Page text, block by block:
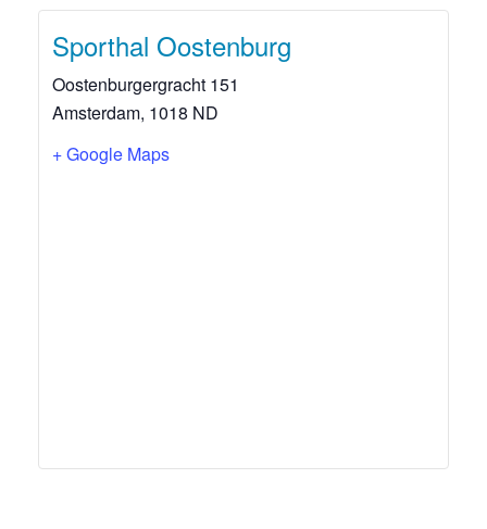
Sporthal Oostenburg
Oostenburgergracht 151
Amsterdam, 1018 ND
+ Google Maps